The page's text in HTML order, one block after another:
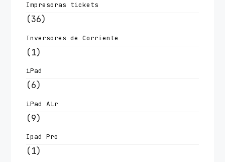
Impresoras tickets
(36)
Inversores de Corriente
(1)
iPad
(6)
iPad Air
(9)
Ipad Pro
(1)